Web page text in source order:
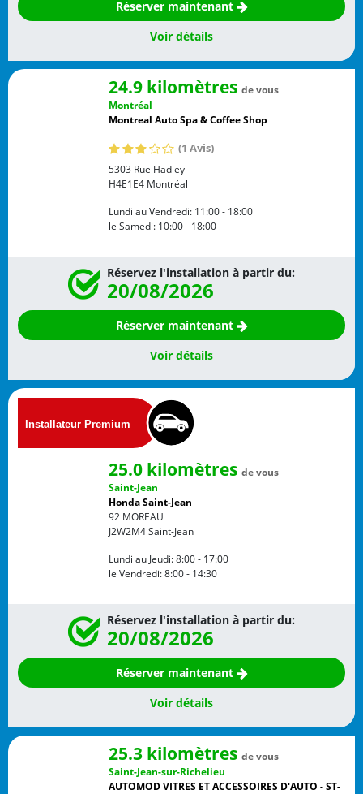
Réserver maintenant
Voir détails
24.9 kilomètres de vous
Montréal
Montreal Auto Spa & Coffee Shop
(1 Avis)
5303 Rue Hadley
H4E1E4 Montréal
Lundi au Vendredi: 11:00 - 18:00
le Samedi: 10:00 - 18:00
Réservez l'installation à partir du:
20/08/2026
Réserver maintenant
Voir détails
25.0 kilomètres de vous
Saint-Jean
Honda Saint-Jean
92 MOREAU
J2W2M4Saint-Jean
Lundi au Jeudi:8:00 - 17:00
le Vendredi:8:00 - 14:30
Réservez l'installation à partir du:
20/08/2026
Réserver maintenant
Voir détails
25.3 kilomètres de vous
Saint-Jean-sur-Richelieu
AUTOMOD VITRES ET ACCESSOIRES D'AUTO - ST-